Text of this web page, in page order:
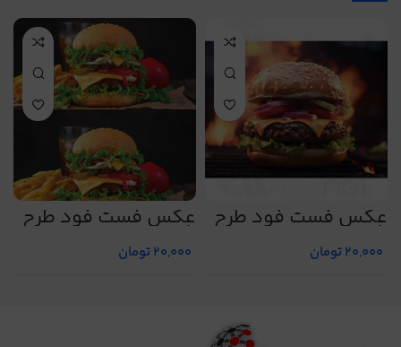
عکس فست فود طرح
شماره 7
20,000تومان
عکس فست فود طرح
شماره 21
20,000تومان